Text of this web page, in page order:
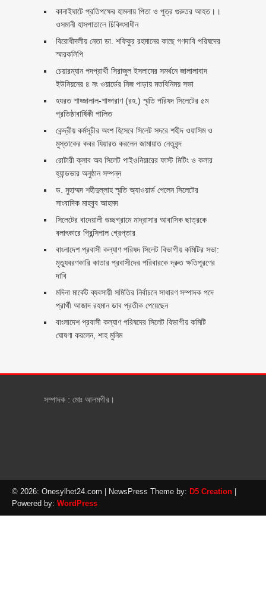
কানাইঘাটে প্রতিপক্ষের হামলায় পিতা ও পুত্র গুরুতর আহত।।
ওসমানী হাসপাতালে চিকিৎসাধীন
বিরোধীদলীয় নেতা ডা. শফিকুর রহমানের কাছে গণদাবি পরিষদের
স্মারকলিপি ‎
চেয়ারম্যান পদপ্রার্থী সিরাজুল ইসলামের সমর্থনে জালালাবাদ
ইউনিয়নের ৪ নং ওয়ার্ডের নিজ পাড়ায় মতবিনিময় সভা
হযরত শাহ্জালাল-শাহ্পরাণ (রহ.) স্মৃতি পরিষদ সিলেটের ৫ম
প্রতিষ্ঠাবার্ষিকী পালিত ‎​
কেন্দ্রীয় কর্মসূচীর অংশ হিসেবে সিলেট সদরে শহীদ ওয়াসিম ও
মুস্তাকের কবর যিয়ারত করলেন জামায়াত নেতৃবৃন্দ ‎
রোটারী ক্লাব অব সিলেট পাইওনিয়ারের ফাস্ট মিটিং ও কলার
হ্যান্ডভার অনুষ্ঠান সম্পন্ন
ড. মুহাম্মদ শহীদুল্লাহ স্মৃতি অ্যাওয়ার্ড পেলেন সিলেটের
সাংবাদিক মাহবুব আহমদ
সিলেটের বাদেয়ালী গুচ্ছগ্রামে মাদ্রাসার আবাসিক ছাত্রকে
বলাৎকারে প্রিন্সিপাল গ্রেপ্তার ‎
বাংলাদেশ প্রবাসী কল্যাণ পরিষদ সিলেট বিভাগীয় কমিটির সভা:
মৃত্যুবরণকারি কাতার প্রবাসীদের পরিবারকে দ্রুত ক্ষতিপূরণের
দাবি
মদিনা মার্কেট ব্যবসায়ী সমিতির নির্বাচনে সাধারণ সম্পাদক পদে
প্রার্থী আজাদ রহমান ডাব প্রতীক পেয়েছেন ‎
‎বাংলাদেশ প্রবাসী কল্যাণ পরিষদের সিলেট বিভাগীয় কমিটি
ঘোষণা করলেন, শাহ মুনিম
সম্পাদক : মোঃ আলমগীর।
© 2026: Onesylhet24.com | NewsPress Theme by: D5 Creation
Powered by: WordPress